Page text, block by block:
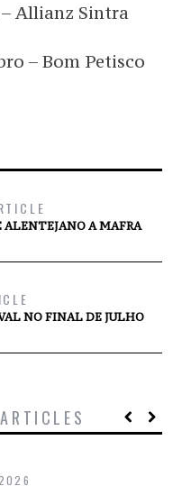
– Allianz Sintra
– Bom Petisco
ALENTEJANO A MAFRA
NO FINAL DE JULHO